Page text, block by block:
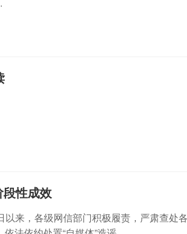
段性成效
来，各级网信部门积极履责，严肃查处